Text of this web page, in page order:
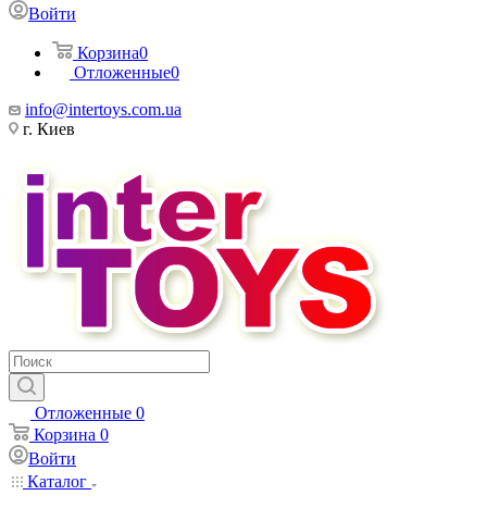
Войти
Корзина0
Отложенные0
info@intertoys.com.ua
г. Киев
Отложенные 0
Корзина 0
Войти
Каталог